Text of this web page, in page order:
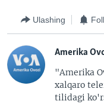
Ulashing
Amerika
"Amerika
xalqaro
tilidagi